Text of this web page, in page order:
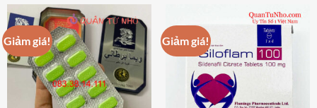
này
có
nhiều
biến
thể.
Các
tùy
này
nhiều
biến
tùy
Giảm giá! Giảm giá!